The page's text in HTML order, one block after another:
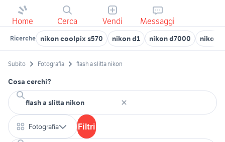
Home Cerca Vendi Messaggi
Ricerche nikon coolpix s570 nikon d1 nikon d7000 nikon
Subito Fotografia flash a slitta nikon
Cosa cerchi?
Fotografia Filtri